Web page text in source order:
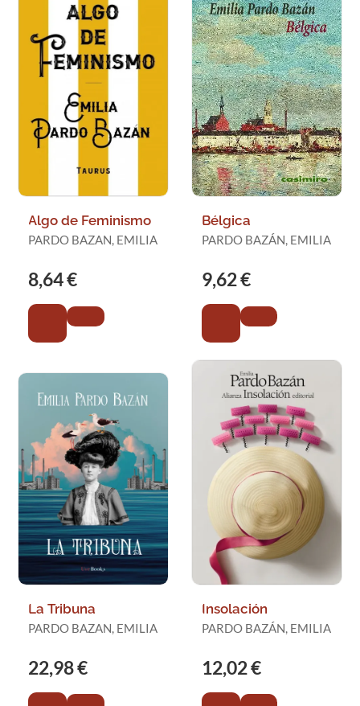
Algo de Feminismo
PARDO BAZAN, EMILIA
8,64 €
Bélgica
PARDO BAZÁN, EMILIA
9,62 €
La Tribuna
PARDO BAZAN, EMILIA
22,98 €
Insolación
PARDO BAZÁN, EMILIA
12,02 €